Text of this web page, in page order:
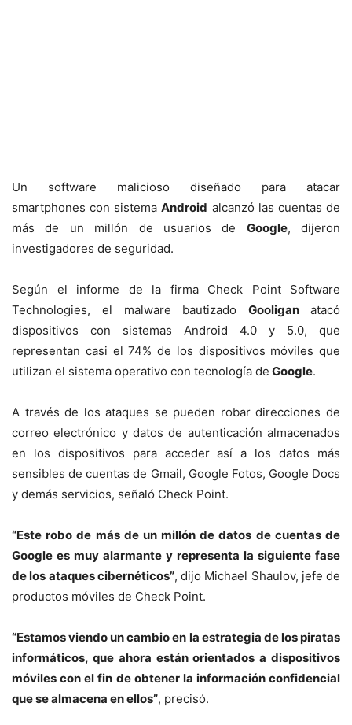
Un software malicioso diseñado para atacar
smartphones con sistemaAndroid alcanzó las cuentas de
más de un millón de usuarios de Google, dijeron
investigadores de seguridad.
Según el informe de la firma Check Point Software
Technologies, el malware bautizadoGooliganatacó
dispositivos con sistemas Android 4.0 y 5.0, que
representan casi el 74% de los dispositivos móviles que
utilizan el sistema operativo con tecnología de Google.
A través de los ataques se pueden robar direcciones de
correo electrónico y datos de autenticación almacenados
en los dispositivos para acceder así a los datos más
sensibles de cuentas de Gmail, Google Fotos, Google Docs
y demás servicios, señaló Check Point.
“Este robo de más de un millón de datos de cuentas de
Google es muy alarmante y representa la siguiente fase
de los ataques cibernéticos”, dijo Michael Shaulov, jefe de
productos móviles de Check Point.
“Estamos viendo un cambio en la estrategia de los piratas
informáticos, que ahora están orientados a dispositivos
móviles con el fin de obtener la información confidencial
que se almacena en ellos”, precisó.